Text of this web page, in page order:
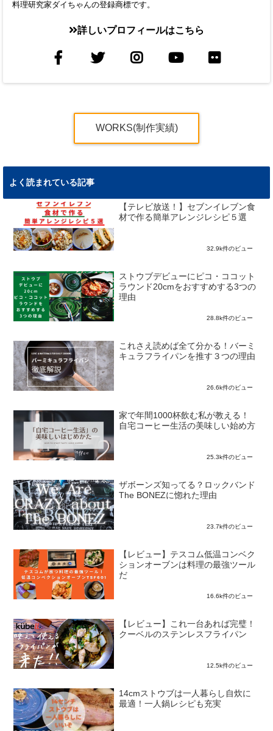
料理研究家ダイちゃんの登録商標です。
詳しいプロフィールはこちら
WORKS(制作実績)
よく読まれている記事
【テレビ放送！】セブンイレブン食
材で作る簡単アレンジレシピ５選
32.9k件のビュー
ストウブデビューにピコ・ココット
ラウンド20cmをおすすめする3つの
理由
28.8k件のビュー
これさえ読めば全て分かる！バーミ
キュラフライパンを推す３つの理由
26.6k件のビュー
家で年間1000杯飲む私が教える！
自宅コーヒー生活の美味しい始め方
25.3k件のビュー
ザボーンズ知ってる？ロックバンド
The BONEZに惚れた理由
23.7k件のビュー
【レビュー】テスコム低温コンベク
ションオーブンは料理の最強ツール
だ
16.6k件のビュー
【レビュー】これ一台あれば完璧！
クーベルのステンレスフライパン
12.5k件のビュー
14cmストウブは一人暮らし自炊に
最適！一人鍋レシピも充実